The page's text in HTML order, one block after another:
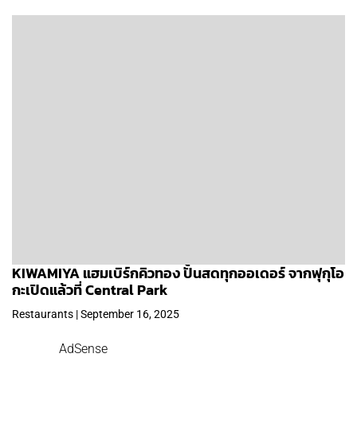
KIWAMIYA แฮมเบิร์กคิวทอง ปั้นสดทุกออเดอร์ จากฟุกุโอ
กะเปิดแล้วที่ Central Park
Restaurants | September 16, 2025
AdSense